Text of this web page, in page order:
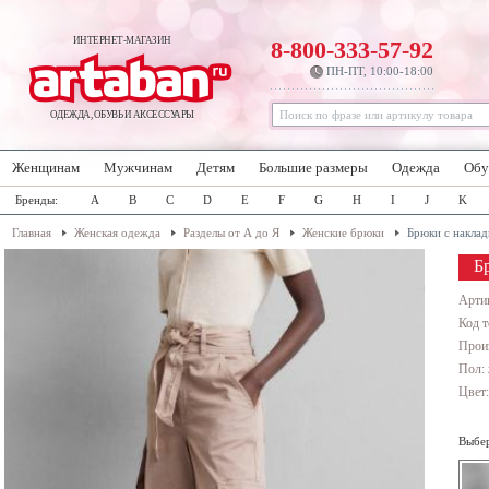
ИНТЕРНЕТ-МАГАЗИН
ОДЕЖДА, ОБУВЬ И АКСЕССУАРЫ
8-800-333-57-92
ПН-ПТ, 10:00-18:00
Женщинам Мужчинам Детям Большие размеры Одежда
Бренды: A B C D E F G H I J K
Главная Женская одежда Разделы от А до Я Женские брюки Брюки с
Код
Пол: